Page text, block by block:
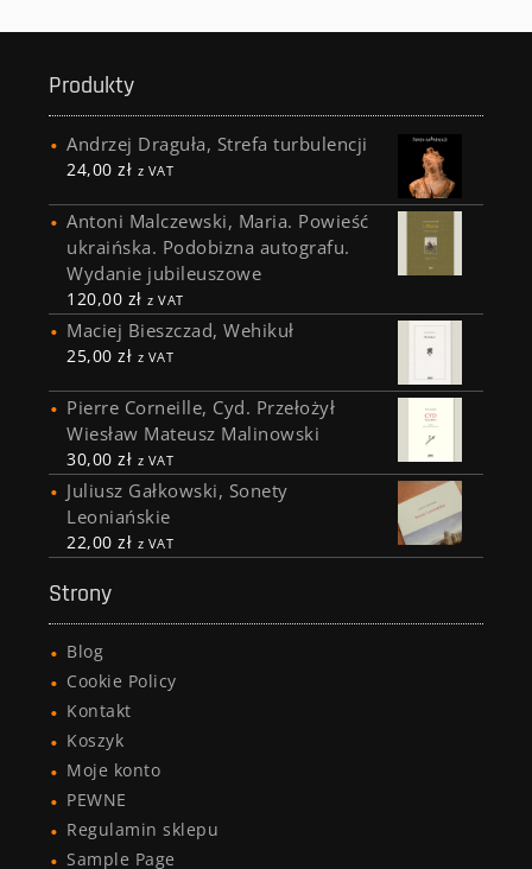
Produkty
Andrzej Draguła, Strefa turbulencji
24,00zł z VAT
Antoni Malczewski, Maria. Powieść
ukraińska. Podobizna autografu.
Wydanie jubileuszowe
120,00 zł z VAT
Maciej Bieszczad, Wehikuł
25,00zł z VAT
Pierre Corneille, Cyd. Przełożył
Wiesław Mateusz Malinowski
30,00zł z VAT
Juliusz Gałkowski, Sonety
Leoniańskie
22,00zł z VAT
Strony
Blog
Cookie Policy
Kontakt
Koszyk
Moje konto
PEWNE
Regulamin sklepu
Sample Page